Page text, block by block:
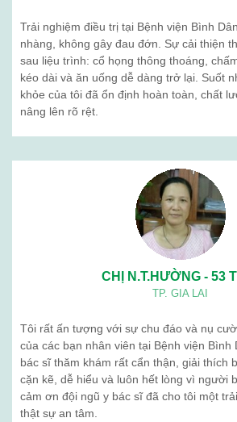
Trải nghiệm điều trị tại Bệnh viện Bình
nhàng, không gây đau đớn. Sự cải thiện
sau liệu trình: cổ họng thông thoáng,
kéo dài và ăn uống dễ dàng trở lại. Suốt
khỏe của tôi đã ổn định hoàn toàn, chất
nâng lên rõ rệt.
CHỊ N.T.HƯỜNG - 53
TP. GIA LAI
Tôi rất ấn tượng với sự chu đáo và nụ
của các bạn nhân viên tại Bệnh viện Bình
bác sĩ thăm khám rất cẩn thận, giải thích
cặn kẽ, dễ hiểu và luôn hết lòng vì người
cảm ơn đội ngũ y bác sĩ đã cho tôi một
thật sự an tâm.